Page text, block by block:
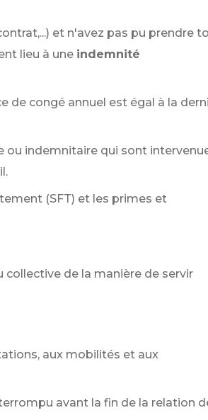
et n'avez pas pu prendre
lieu à une indemnité
de congé annuel est égal à la
indemnitaire qui sont
(SFT) et les primes et
de la manière de servir
aux mobilités et aux
avant la fin de la relation